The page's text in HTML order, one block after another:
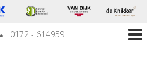
0172 - 614959